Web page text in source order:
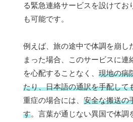
る緊急連絡サービスを設けてお
も可能です。
例えば、旅の途中で体調を崩し
まった場合、このサービスに連
を心配することなく、 現地の病
たり、日本語の通訳を手配して
重症の場合には、 安全な搬送の
す。言葉が通じない異国で体調